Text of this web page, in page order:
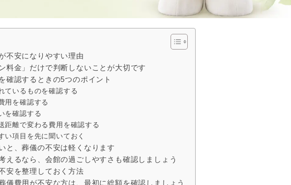
不安になりやすい理由
料金」だけで判断しないことが大切です
確認するときの5つのポイント
ているものを確認する
用を確認する
を確認する
距離で変わる費用を確認する
い項目を先に聞いておく
と、葬儀の不安は軽くなります
えるなら、会館の過ごしやすさも確認しましょう
安を整理しておく方法
儀費用が不安な方は、最初に総額を確認しましょう